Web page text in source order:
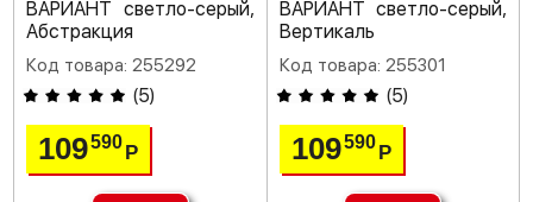
ВАРИАНТ светло-серый,
Абстракция
Код товара: 255292
(5)
109590Р
ВАРИАНТ светло-серый,
Вертикаль
Код товара: 255301
(5)
109590 Р